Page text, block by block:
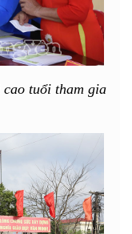
tuổi tham gia